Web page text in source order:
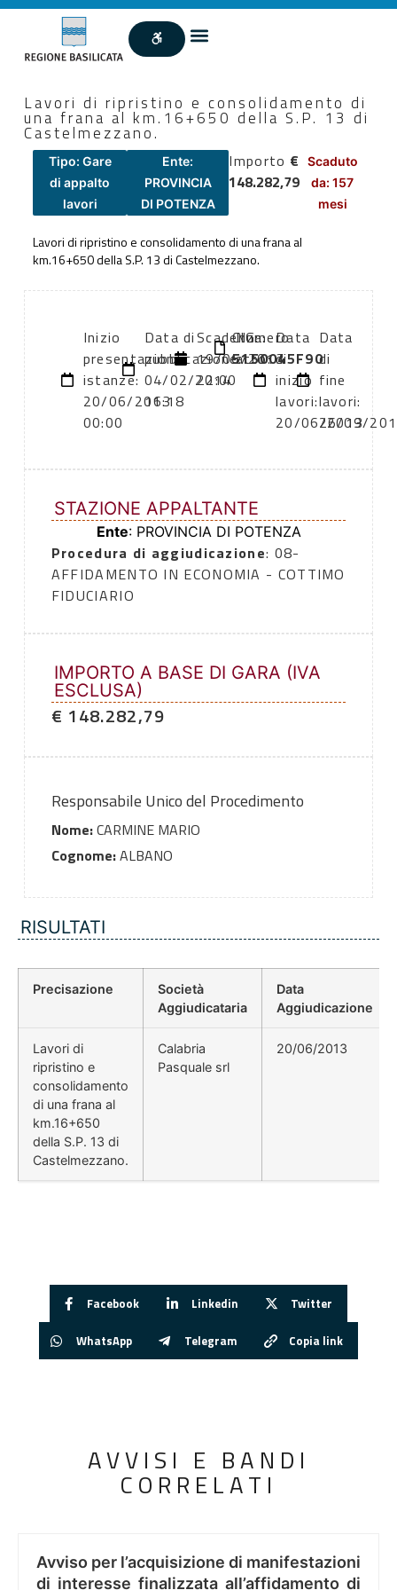
Lavori di ripristino e consolidamento di
una frana al km.16+650 della S.P. 13 di
Castelmezzano.
Tipo: Gare
di appalto
lavori
Ente:
PROVINCIA
DI POTENZA
Importo €
148.282,79
Scaduto
da: 157
mesi
Lavori di ripristino e consolidamento di una frana al
km.16+650 della S.P. 13 di Castelmezzano.
Inizio
presentazione
istanze:
20/06/2013
00:00
Data di
pubblicazione:
04/02/2014
16:18
Scadenza:
19/06/2013
22:00
Numero
atto:
CIG:
5150045F90
Data
di
inizio
lavori:
20/06/2013
Data
di
fine
lavori:
26/09/
STAZIONE APPALTANTE
Ente: PROVINCIA DI POTENZA
Procedura di aggiudicazione: 08-
AFFIDAMENTO IN ECONOMIA - COTTIMO
FIDUCIARIO
IMPORTO A BASE DI GARA (IVA
ESCLUSA)
€ 148.282,79
Responsabile Unico del Procedimento
Nome:CARMINE MARIO
Cognome:ALBANO
RISULTATI
Precisazione
Società
Aggiudicataria
Data
Aggiudicazione
Lavori di
ripristino e
consolidamento
di una frana al
km.16+650
della S.P. 13 di
Castelmezzano.
Calabria
Pasquale srl
20/06/2013
Facebook Linkedin Twitter
WhatsApp Telegram Copia link
AVVISI E BANDI
CORRELATI
Avviso per l’acquisizione di manifestazioni
di interesse finalizzata all’affidamento di